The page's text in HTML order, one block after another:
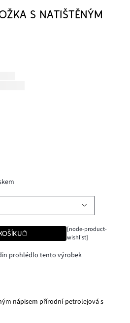
S NATIŠTĚNÝM
[node-product-
wishlist]
prohlédlo tento výrobek
nápisem přírodní-petrolejová s